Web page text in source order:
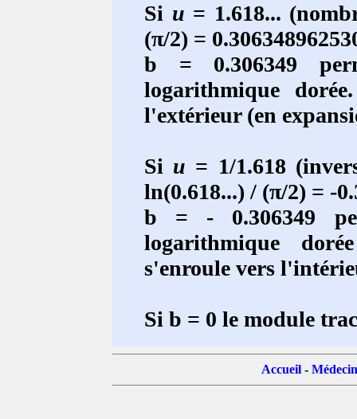
Si u = 1.618...
(π/2) =
b = 0.306349
logarithmique
l'extérieur (en
Si u = 1/1.618
ln(0.618...) / (π/2) = -
b = - 0.306349
logarithmique
s'enroule vers
Si b = 0 le module
Accueil-